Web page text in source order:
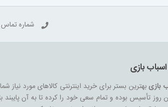
شماره تماس
بازی
بازیبهترین بستر برای خرید اینترنتی کالاهای مورد
تأسیس بوده و تمام سعی خود را کرده تا به آن پایبند